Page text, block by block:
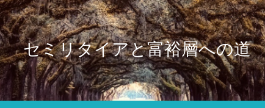
セミリタイアと富裕層への道